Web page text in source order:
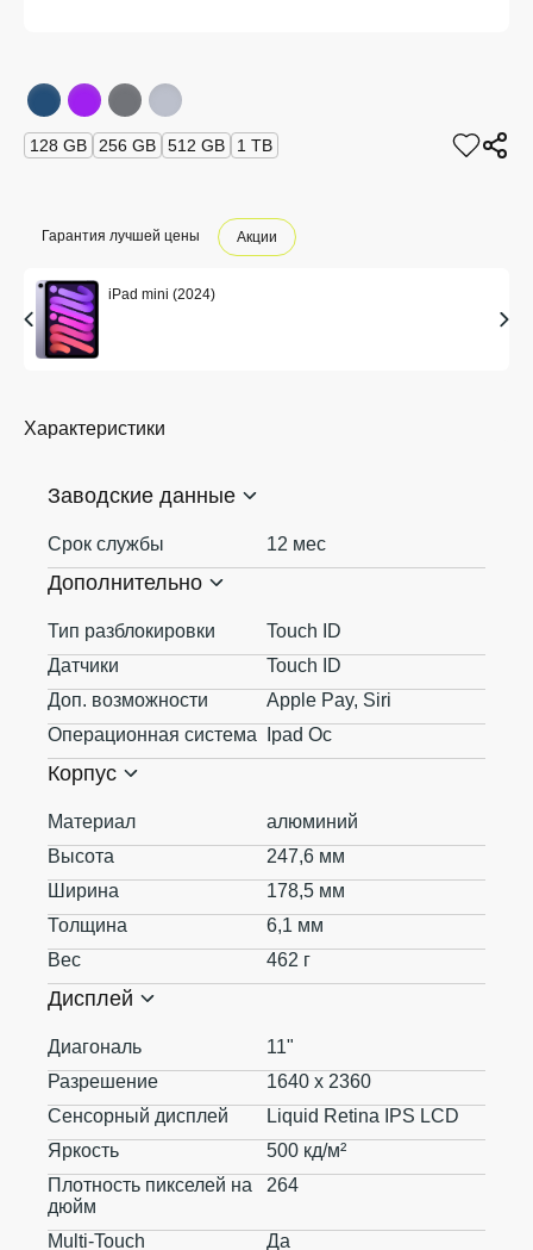
128 GB 256 GB 512 GB 1 TB
Гарантия лучшей цены Акции
iPad mini (2024)
Характеристики
Заводские данные
Срок службы 12 мес
Дополнительно
Тип разблокировки
Touch ID
Датчики
Touch ID
Доп. возможности
Apple Pay, Siri
Операционная система
Ipad Oc
Корпус
Материал
алюминий
Высота
247,6 мм
Ширина
178,5 мм
Толщина
6,1 мм
Вес
462 г
Дисплей
Диагональ
11"
Разрешение
1640 x 2360
Сенсорный дисплей
Liquid Retina IPS LCD
Яркость
500 кд/м²
Плотность пикселей на
дюйм
264
Multi-Touch Да